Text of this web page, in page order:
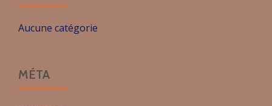
Aucune catégorie
MÉTA